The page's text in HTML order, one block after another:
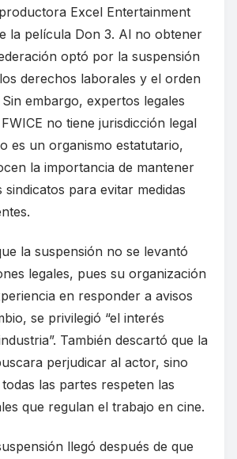
Excel Entertainment
la película Don 3. Al no obtener
optó por la suspensión
derechos laborales y el orden
embargo, expertos legales
no tiene jurisdicción legal
es un organismo estatutario,
la importancia de mantener
para evitar medidas
la suspensión no se levantó
legales, pues su organización
en responder a avisos
se privilegió “el interés
También descartó que la
perjudicar al actor, sino
las partes respeten las
que regulan el trabajo en cine.
llegó después de que